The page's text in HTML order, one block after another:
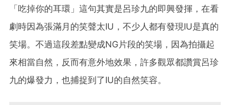
「吃掉你的耳環」這句其實是呂珍九的即興發揮，在看
劇時因為張滿月的笑聲太IU，不少人都有發現IU是真的
笑場。不過這段差點變成NG片段的笑場，因為拍攝起
來相當自然，反而有意外地效果，許多觀眾都讚賞呂珍
九的爆發力，也捕捉到了IU的自然笑容。